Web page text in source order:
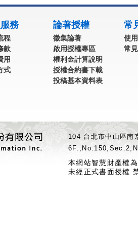
務
程
款
用
式
論著授權
徵集論著
啟用授權專區
權利金計算說明
授權合約書下載
投稿基本資料表
常
使
常
104 台北市中山區
本網站智慧財產權
未經正式書面授權